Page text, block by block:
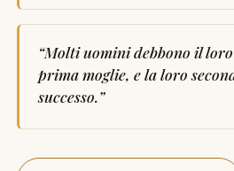
“Molti uomini debbono il
prima moglie, e la loro
successo.”